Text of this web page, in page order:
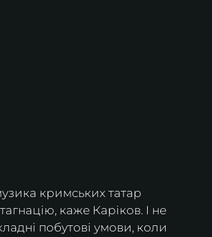
кримських татар
каже Каріков. І не
побутові умови, коли